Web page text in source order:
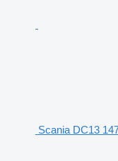
Scania DC13